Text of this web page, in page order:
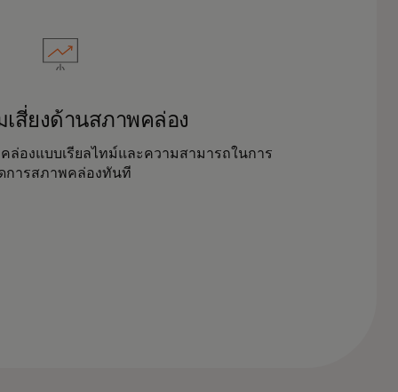
สี่ยงด้านสภาพคล่อง
ล่องแบบเรียลไทม์และความสามารถในการ
การสภาพคล่องทันที